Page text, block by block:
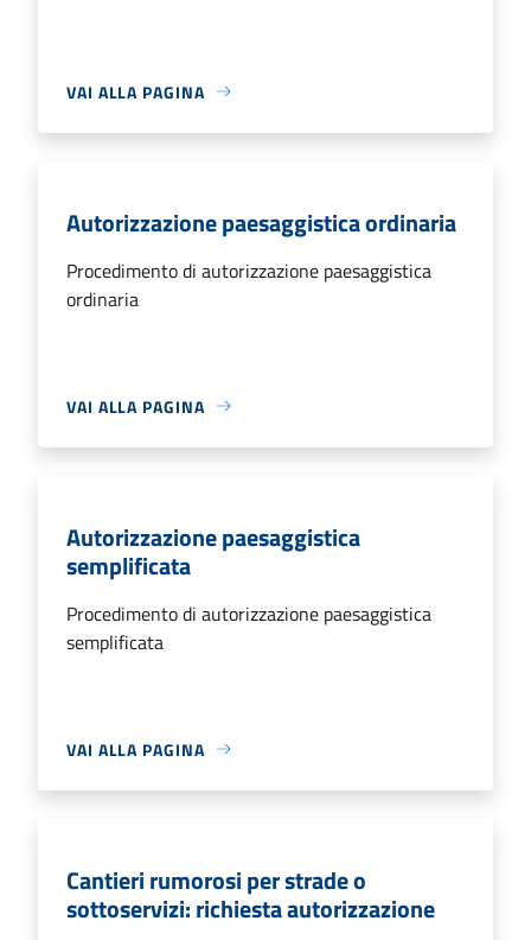
VAI ALLA PAGINA
Autorizzazione paesaggistica ordinaria
Procedimento di autorizzazione paesaggistica
ordinaria
VAI ALLA PAGINA
Autorizzazione paesaggistica
semplificata
Procedimento di autorizzazione paesaggistica
semplificata
VAI ALLA PAGINA
Cantieri rumorosi per strade o
sottoservizi: richiesta autorizzazione